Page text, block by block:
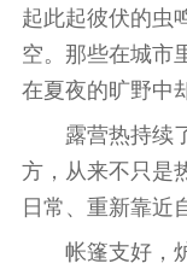
起此起彼伏的虫
空。那些在城市
在夏夜的旷野中
露营热持续
方，从来不只是
日常、重新靠近
帐篷支好，